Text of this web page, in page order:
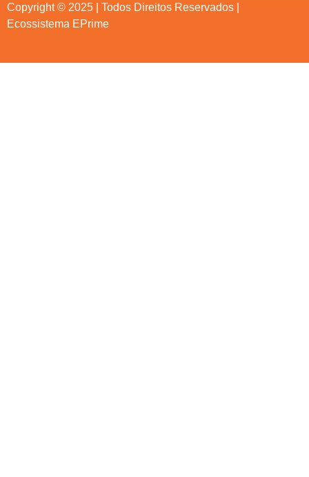
Copyright © 2025 | Todos Direitos Reservados |
Ecossistema EPrime